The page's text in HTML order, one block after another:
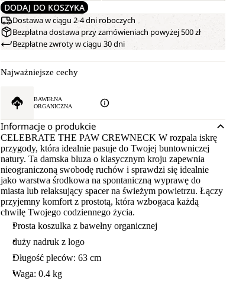
DODAJ DO KOSZYKA
Dostawa w ciągu 2-4 dni roboczych
Bezpłatna dostawa przy zamówieniach powyżej 500 zł
Bezpłatne zwroty w ciągu 30 dni
Najważniejsze cechy
BAWEŁNA
ORGANICZNA
Informacje o produkcie
CELEBRATE THE PAW CREWNECK W rozpala iskrę
przygody, która idealnie pasuje do Twojej buntowniczej
natury. Ta damska bluza o klasycznym kroju zapewnia
nieograniczoną swobodę ruchów i sprawdzi się idealnie
jako warstwa środkowa na spontaniczną wyprawę do
miasta lub relaksujący spacer na świeżym powietrzu. Łączy
przyjemny komfort z prostotą, która wzbogaca każdą
chwilę Twojego codziennego życia.
Prosta koszulka z bawełny organicznej
duży nadruk z logo
Długość pleców: 63 cm
Waga: 0.4 kg